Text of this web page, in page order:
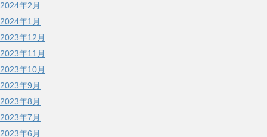
2024年2月
2024年1月
2023年12月
2023年11月
2023年10月
2023年9月
2023年8月
2023年7月
2023年6月